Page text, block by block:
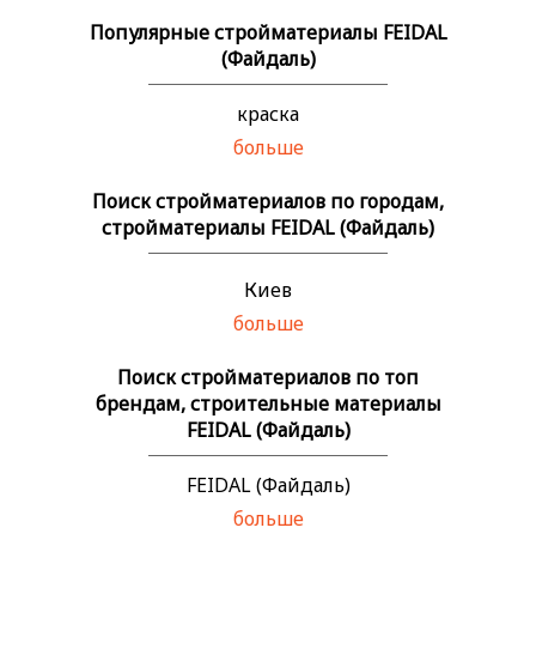
Популярные стройматериалы FEIDAL
(Файдаль)
краска
больше
Поиск стройматериалов по городам,
стройматериалы FEIDAL (Файдаль)
Киев
больше
Поиск стройматериалов по топ
брендам, строительные материалы
FEIDAL (Файдаль)
FEIDAL (Файдаль)
больше